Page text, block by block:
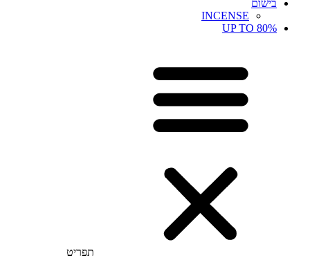
בישום
INCENSE
UP TO 80%
תפריט